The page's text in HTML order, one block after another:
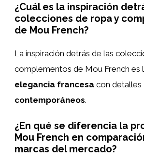
¿Cuál es la inspiración
colecciones de ropa y
de Mou French?
La inspiración detrás de las
complementos de Mou French es
elegancia francesa con detalles
contemporáneos.
¿En qué se diferencia la
Mou French en
marcas del mercado?